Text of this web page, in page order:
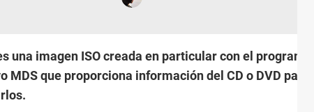
una imagen ISO creada en particular con el programa
MDS que proporciona información del CD o DVD para